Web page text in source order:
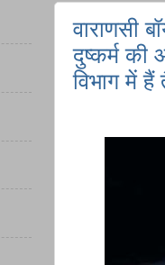
वाराणसी
दुष्कर्म की
विभाग में हैं